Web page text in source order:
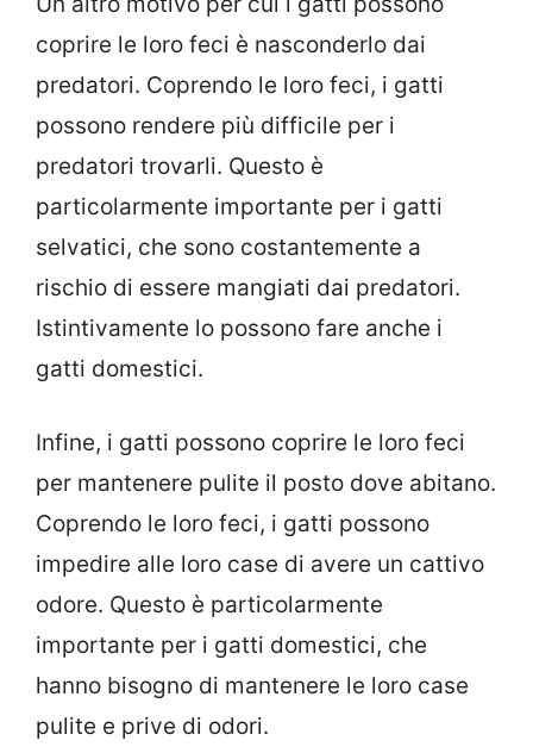
coprire le loro feci è nasconderlo dai
predatori. Coprendo le loro feci, i gatti
possono rendere più difficile per i
predatori trovarli. Questo è
particolarmente importante per i gatti
selvatici, che sono costantemente a
rischio di essere mangiati dai predatori.
Istintivamente lo possono fare anche i
gatti domestici.
Infine, i gatti possono coprire le loro feci
per mantenere pulite il posto dove abitano.
Coprendo le loro feci, i gatti possono
impedire alle loro case di avere un cattivo
odore. Questo è particolarmente
importante per i gatti domestici, che
hanno bisogno di mantenere le loro case
pulite e prive di odori.